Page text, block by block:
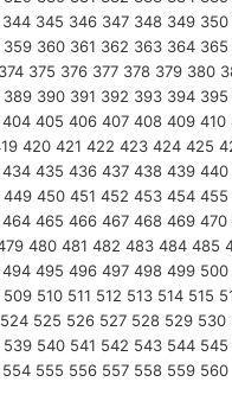
344 345 346 347 348 349 350
359 360 361 362 363 364 365
374 375 376 377 378 379 380
389 390 391 392 393 394 395
404 405 406 407 408 409 410
420 421 422 423 424 425
434 435 436 437 438 439 440
449 450 451 452 453 454 455
464 465 466 467 468 469 470
480 481 482 483 484 485
494 495 496 497 498 499 500
509 510 511 512 513 514 515
524 525 526 527 528 529 530
539 540 541 542 543 544 545
554 555 556 557 558 559 560